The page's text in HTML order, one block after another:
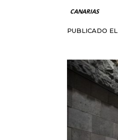
CANARIAS
PUBLICADO EL